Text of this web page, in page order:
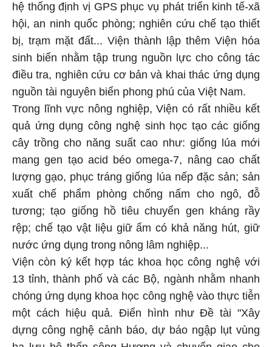
hệ thống định vị GPS phục vụ phát triển kinh tế-xã
hội, an ninh quốc phòng; nghiên cứu chế tạo thiết
bị, trạm mặt đất... Viện thành lập thêm Viện hóa
sinh biển nhằm tập trung nguồn lực cho công tác
điều tra, nghiên cứu cơ bản và khai thác ứng dụng
nguồn tài nguyên biển phong phú của Việt Nam.
Trong lĩnh vực nông nghiệp, Viện có rất nhiều kết
quả ứng dụng công nghệ sinh học tạo các giống
cây trồng cho năng suất cao như: giống lúa mới
mang gen tạo acid béo omega-7, nâng cao chất
lượng gạo, phục tráng giống lúa nếp đặc sản; sản
xuất chế phẩm phòng chống nấm cho ngô, đỗ
tương; tạo giống hồ tiêu chuyển gen kháng rầy
rệp; chế tạo vật liệu giữ ẩm có khả năng hút, giữ
nước ứng dụng trong nông lâm nghiệp...
Viện còn ký kết hợp tác khoa học công nghệ với
13 tỉnh, thành phố và các Bộ, ngành nhằm nhanh
chóng ứng dụng khoa học công nghệ vào thực tiễn
một cách hiệu quả. Điển hình như Đề tài "Xây
dựng công nghệ cảnh báo, dự báo ngập lụt vùng